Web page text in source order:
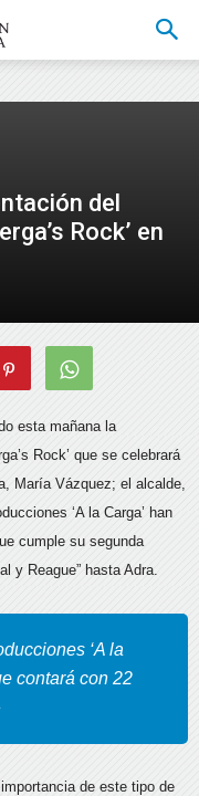
del
Rock’ en
esta mañana la
Rock’ que se celebrará
María Vázquez; el alcalde,
‘A la Carga’ han
cumple su segunda
y Reague” hasta Adra.
‘A la
contará con 22
de este tipo de